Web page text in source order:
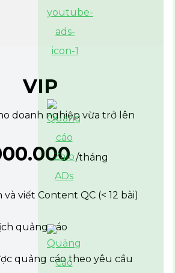
VIP
doanh nghiệp vừa trở lên
/tháng
viết Content QC (< 12 bài)
quảng cáo
quảng cáo theo yêu cầu